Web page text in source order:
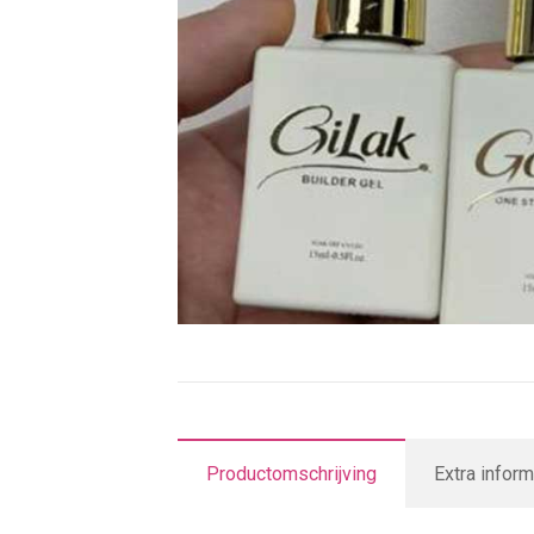
Productomschrijving Extra